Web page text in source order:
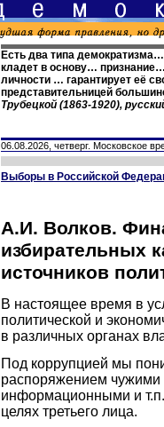
Есть два типа
кладет в основу…
личности … гарантирует её
представительницей
Трубецкой (1863-1920),
06.08.2026, четверг. Московское
Выборы в Российской
А.И. Волков.
избирательных
источников
В настоящее время в
политической и
в различных органах
Под коррупцией мы
распоряжением
информационными и
целях третьего лица.